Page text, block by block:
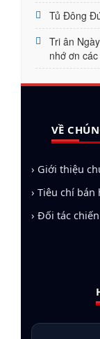
Tủ Đông
Tri ân
nhớ ơn
VỀ
› Giới thiệu
› Tiêu chí bán
› Đối tác